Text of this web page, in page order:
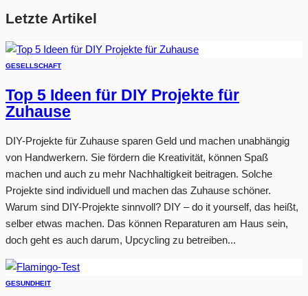
Letzte Artikel
GESELLSCHAFT
Top 5 Ideen für DIY Projekte für
Zuhause
DIY-Projekte für Zuhause sparen Geld und machen unabhängig
von Handwerkern. Sie fördern die Kreativität, können Spaß
machen und auch zu mehr Nachhaltigkeit beitragen. Solche
Projekte sind individuell und machen das Zuhause schöner.
Warum sind DIY-Projekte sinnvoll? DIY – do it yourself, das heißt,
selber etwas machen. Das können Reparaturen am Haus sein,
doch geht es auch darum, Upcycling zu betreiben...
GESUNDHEIT